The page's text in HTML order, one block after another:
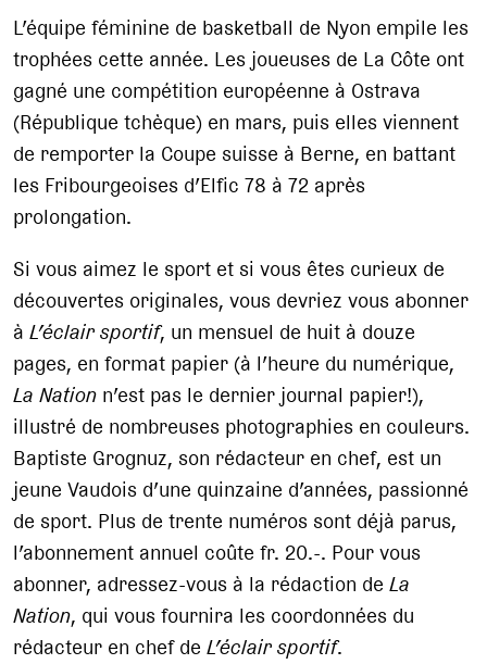
L’équipe féminine de basketball de Nyon empile les
trophées cette année. Les joueuses de La Côte ont
gagné une compétition européenne à Ostrava
(République tchèque) en mars, puis elles viennent
de remporter la Coupe suisse à Berne, en battant
les Fribourgeoises d’Elfic 78 à 72 après
prolongation.
Si vous aimez le sport et si vous êtes curieux de
découvertes originales, vous devriez vous abonner
àL’éclair sportif, un mensuel de huit à douze
pages, en format papier (à l’heure du numérique,
La Nation n’est pas le dernier journal papier!),
illustré de nombreuses photographies en couleurs.
Baptiste Grognuz, son rédacteur en chef, est un
jeune Vaudois d’une quinzaine d’années, passionné
de sport. Plus de trente numéros sont déjà parus,
l’abonnement annuel coûte fr. 20.-. Pour vous
abonner, adressez-vous à la rédaction deLa
Nation, qui vous fournira les coordonnées du
rédacteur en chef deL’éclair sportif.